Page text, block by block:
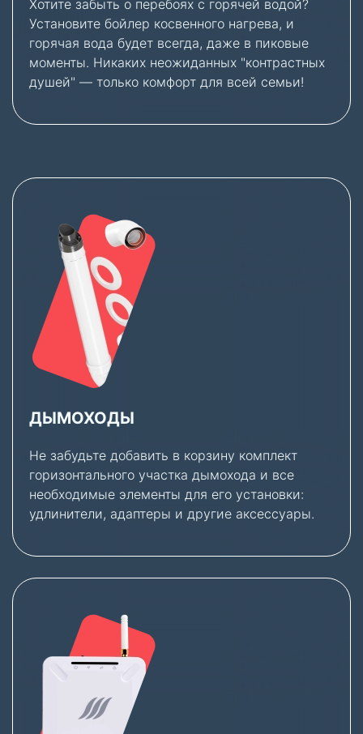
Хотите забыть о перебоях с горячей водой?
Установите бойлер косвенного нагрева, и
горячая вода будет всегда, даже в пиковые
моменты. Никаких неожиданных "контрастных
душей" — только комфорт для всей семьи!
ДЫМОХОДЫ
Не забудьте добавить в корзину комплект
горизонтального участка дымохода и все
необходимые элементы для его установки:
удлинители, адаптеры и другие аксессуары.